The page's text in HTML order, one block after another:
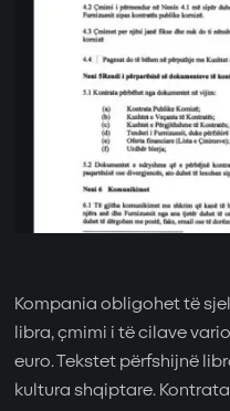
Kompania obligohet të
libra, çmimi i të cilave
euro. Tekstet përfshijnë
kultura shqiptare.